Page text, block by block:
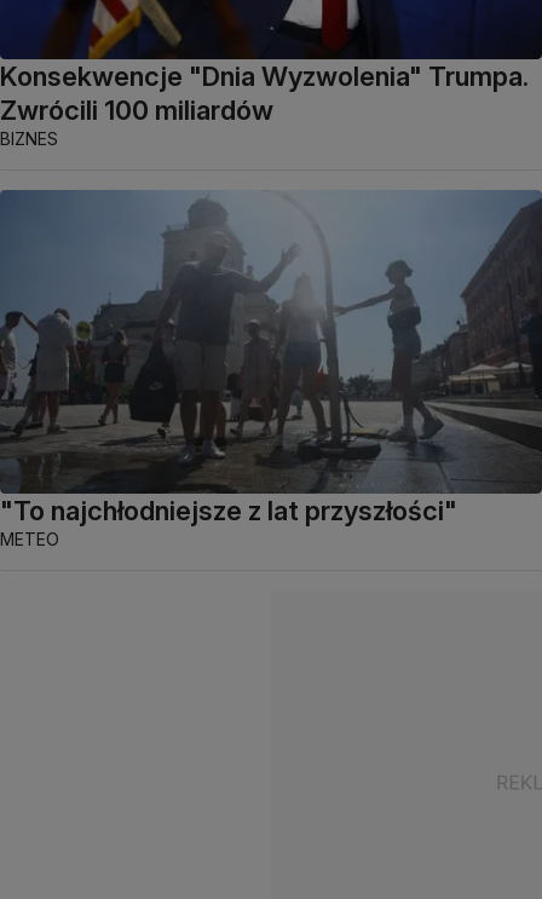
Konsekwencje "Dnia Wyzwolenia" Trumpa.
Zwrócili 100 miliardów
BIZNES
"To najchłodniejsze z lat przyszłości"
METEO